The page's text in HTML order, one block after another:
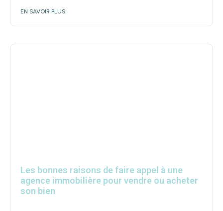
EN SAVOIR PLUS
Les bonnes raisons de faire appel à une
agence immobilière pour vendre ou acheter
son bien